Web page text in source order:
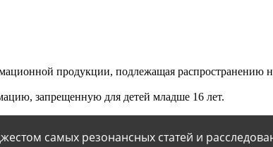
продукции, подлежащая распространению
запрещенную для детей младше 16 лет.
самых резонансных статей и